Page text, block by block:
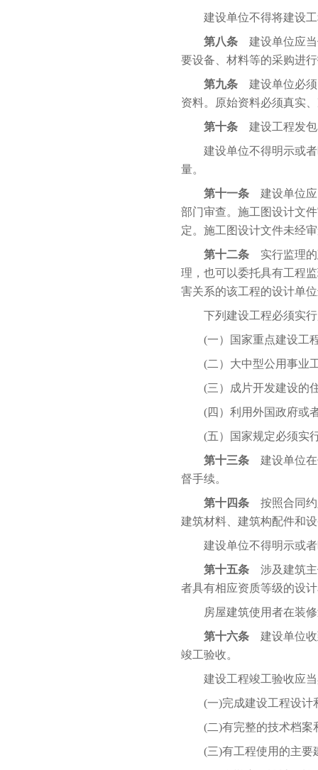
建设单位不得将建设工
第八条 建设单位应当
要设备、材料等的采购进
第九条 建设单位必须
资料。原始资料必须真实
第十条 建设工程发包
建设单位不得明示或者
量。
第十一条 建设单位应
部门审查。施工图设计文
定。施工图设计文件未经
第十二条 实行监理的
理，也可以委托具有工程
害关系的该工程的设计单
下列建设工程必须实行
(一）国家重点建设工
(二）大中型公用事业
(三）成片开发建设的
(四）利用外国政府或者
(五）国家规定必须实行
第十三条 建设单位在
督手续。
第十四条 按照合同约
建筑材料、建筑构配件和
建设单位不得明示或者
第十五条 涉及建筑主
者具有相应资质等级的设
房屋建筑使用者在装修
第十六条 建设单位收
竣工验收。
建设工程竣工验收应当
(一)完成建设工程设计
(二)有完整的技术档案
(三)有工程使用的主要